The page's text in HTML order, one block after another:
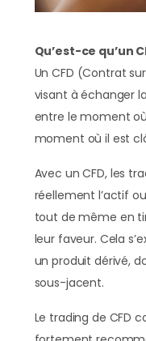
Qu’est-ce qu’un
Un CFD (Contrat
visant à échanger
entre le moment
moment où il est
Avec un CFD, les
réellement l’actif
tout de même en
leur faveur. Cela
un produit dérivé,
sous-jacent.
Le trading de CFD